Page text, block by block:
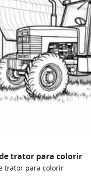
trator para colorir
trator para colorir